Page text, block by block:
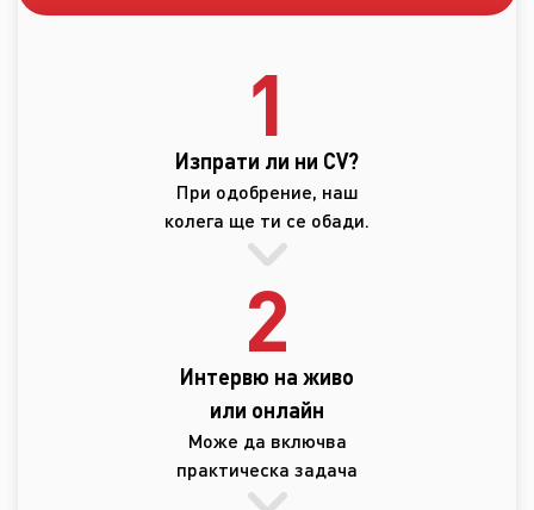
1
Изпрати ли ни CV?
При одобрение, наш
колега ще ти се обади.
2
Интервю на живо
или онлайн
Може да включва
практическа задача